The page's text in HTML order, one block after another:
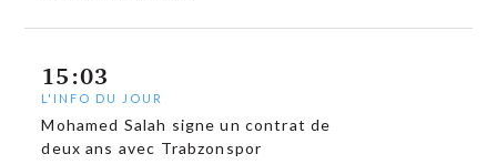
15:03
L'INFO DU JOUR
Mohamed Salah signe un contrat de
deux ans avec Trabzonspor